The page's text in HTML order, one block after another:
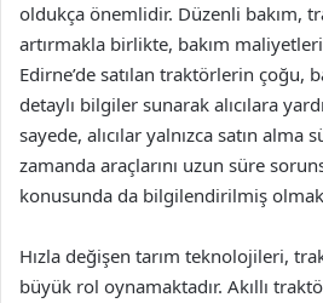
oldukça önemlidir. Düzenli bakım,
artırmakla birlikte, bakım
Edirne’de satılan traktörlerin çoğu,
detaylı bilgiler sunarak alıcılara
sayede, alıcılar yalnızca satın alma
zamanda araçlarını uzun süre
konusunda da bilgilendirilmiş
Hızla değişen tarım teknolojileri,
büyük rol oynamaktadır. Akıllı